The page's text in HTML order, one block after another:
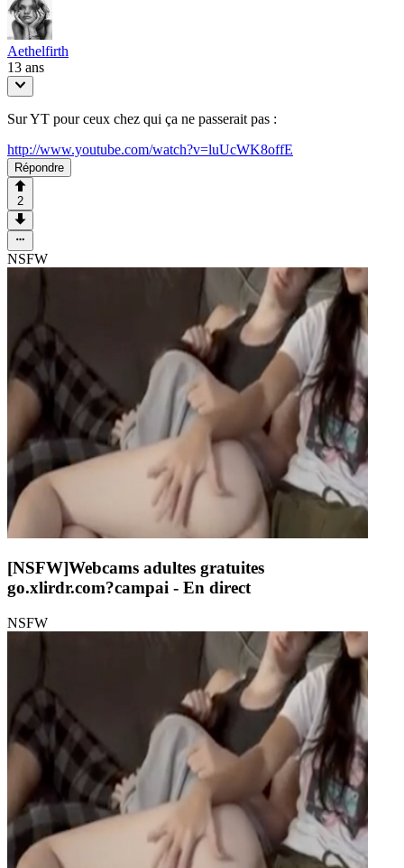
Aethelfirth
13 ans
Sur YT pour ceux chez qui ça ne passerait pas :
http://www.youtube.com/watch?v=luUcWK8offE
Répondre
2
NSFW
[NSFW]Webcams adultes gratuites
go.xlirdr.com?campai - En direct
NSFW